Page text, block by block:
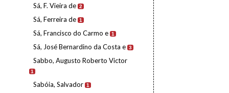
Sá, F. Vieira de 2
Sá, Ferreira de 1
Sá, Francisco do Carmo e 1
Sá, José Bernardino da Costa e 3
Sabbo, Augusto Roberto Victor
1
Sabóia, Salvador 1